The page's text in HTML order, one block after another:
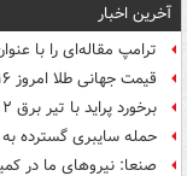
آخرین اخبار
ترامپ مقاله‌ای را با
قیمت جهانی طلا امروز ۱۶ مرداد
برخورد پراید با تیر برق ۲ فوتی بر جای گذاشت
حمله سایبری گسترده
صنعا: نیروهای ما در